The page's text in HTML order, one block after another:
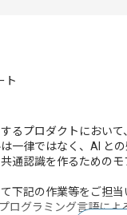
ト
するプロダクトにおい
⼀律ではなく、AI と
通認識を作るための
下記の作業等をご担
ログラミング⾔語によ